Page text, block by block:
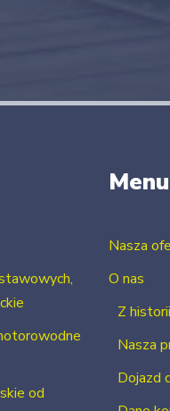
od
Nasza
O nas
Z
Nasza
Dojazd